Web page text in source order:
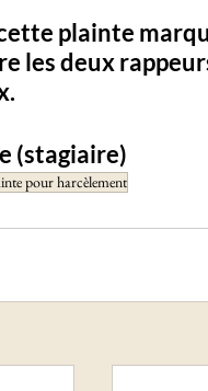
plainte
les deux
(stagiaire)
pour harcèlement